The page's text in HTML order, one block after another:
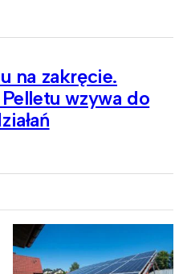
na zakręcie.
wzywa do